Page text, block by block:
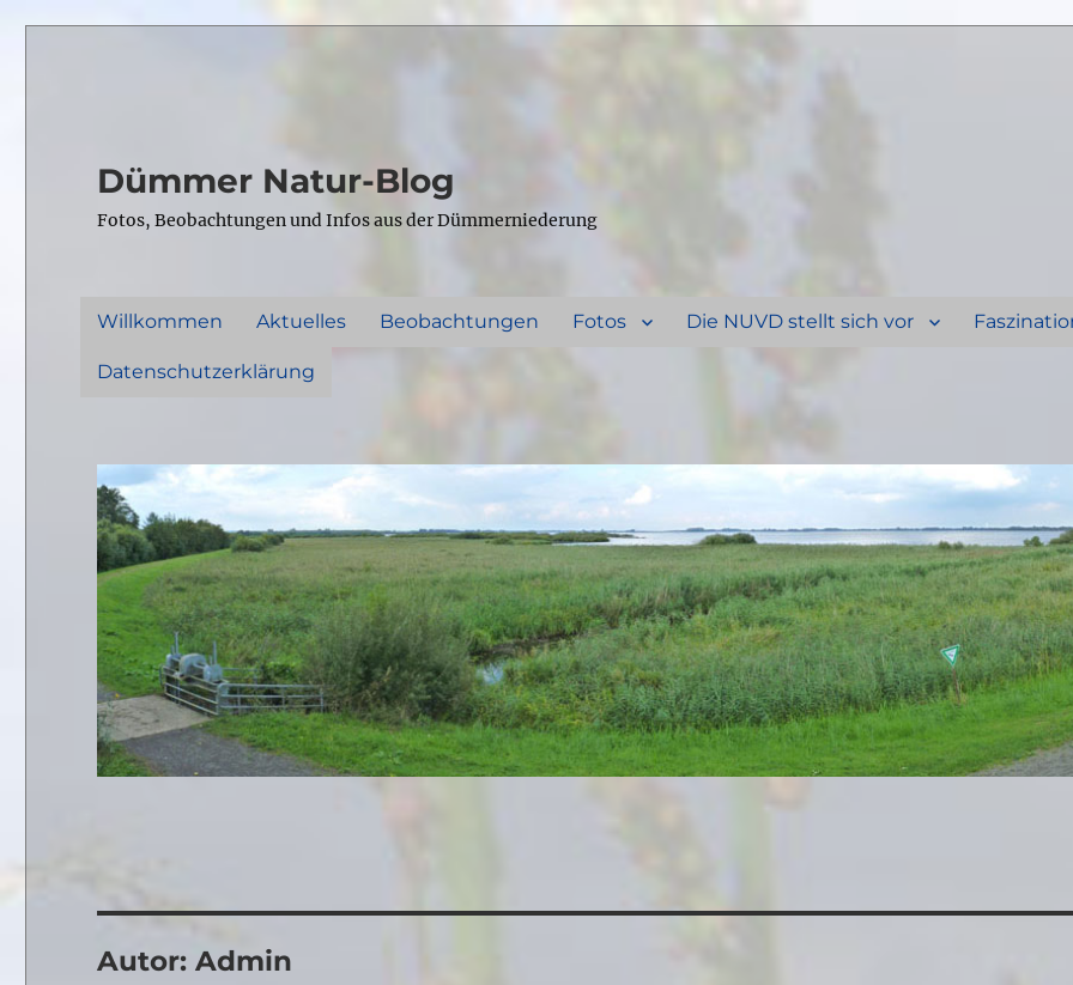
Dümmer Natur-Blog
Fotos, Beobachtungen und Infos aus der Dümmerniederung
Willkommen Aktuelles Beobachtungen Fotos Die NUVD stellt sich vor
Datenschutzerklärung
Autor:Admin